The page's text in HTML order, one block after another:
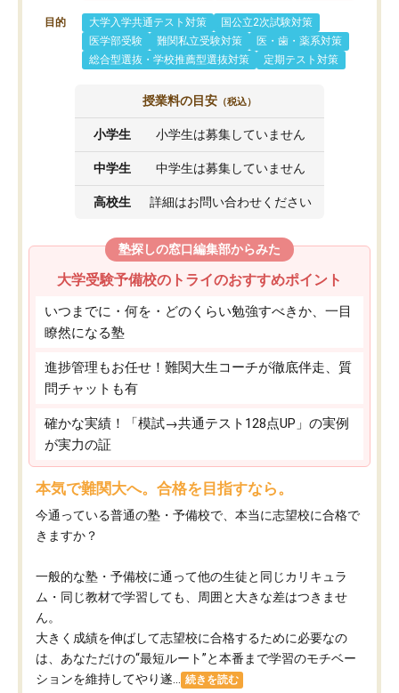
目的 大学入学共通テスト対策
国公立2次試験対策
医学部受験
難関私立受験対策
医・歯・薬系対策
総合型選抜・学校推薦型選抜対策
定期テスト対策
授業料の目安 （税込）
小学生 小学生は募集していません
中学生 中学生は募集していません
高校生 詳細はお問い合わせください
塾探しの窓口編集部からみた
大学受験予備校のトライのおすすめポイント
いつまでに・何を・どのくらい勉強すべきか、一目
瞭然になる塾
進捗管理もお任せ！難関大生コーチが徹底伴走、質
問チャットも有
確かな実績！「模試→共通テスト128点UP」の実例
が実力の証
本気で難関大へ。合格を目指すなら。
今通っている普通の塾・予備校で、本当に志望校に合格で
きますか？
一般的な塾・予備校に通って他の生徒と同じカリキュラ
ム・同じ教材で学習しても、周囲と大きな差はつきませ
ん。
大きく成績を伸ばして志望校に合格するために必要なの
は、あなただけの“最短ルート”と本番まで学習のモチベー
ションを維持してやり遂...
続きを読む